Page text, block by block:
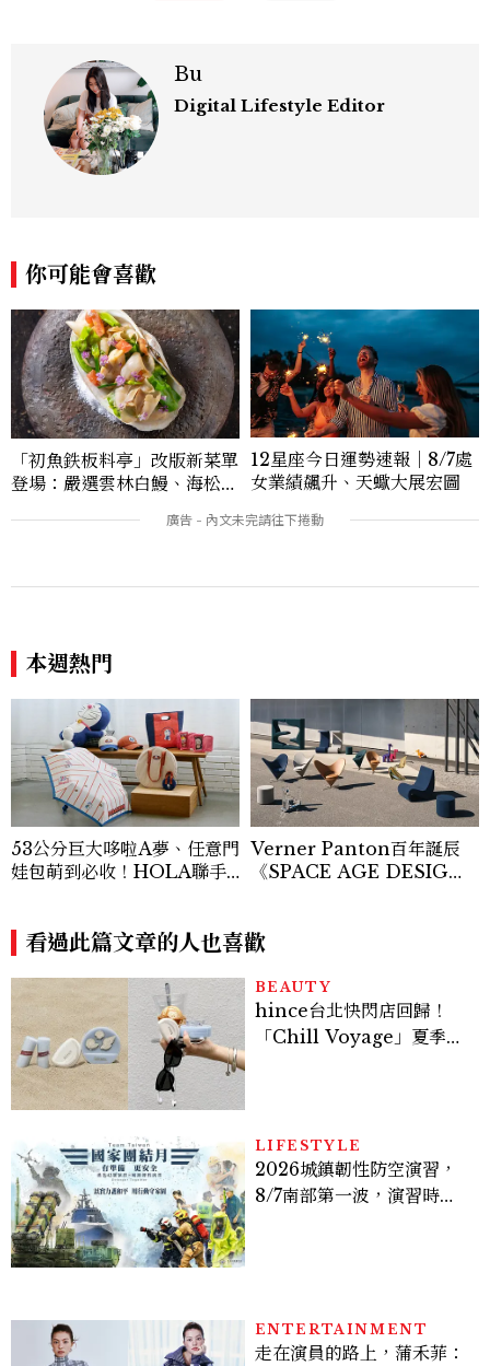
Bu
Digital Lifestyle Editor
你可能會喜歡
「初魚鉄板料亭」改版新菜單
登場：嚴選雲林白鰻、海松貝
12星座今日運勢速報｜8/7處
女業績飆升、天蠍大展宏圖
本週熱門
53公分巨大哆啦A夢、任意門
娃包萌到必收！HOLA聯手
Verner Panton百年誕辰
《SPACE AGE DESIG
看過此篇文章的人也喜歡
BEAUTY
hince台北快閃店回歸！
「Chill Voyage」夏季限
LIFESTYLE
2026城鎮韌性防空演習，
8/7南部第一波，演習時
ENTERTAINMENT
走在演員的路上，蒲禾菲：